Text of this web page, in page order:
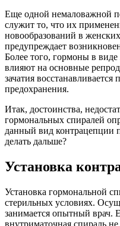
Еще одной немаловажной
служит то, что их
новообразований в
предупреждает
Более того, гормоны в
влияют на основные
зачатия
предохранения.
Итак, достоинства,
гормональных спиралей
данный вид контрацепции
делать дальше?
Установка
Установка гормональной
стерильных условиях.
занимается опытный врач.
внутриматочная спираль